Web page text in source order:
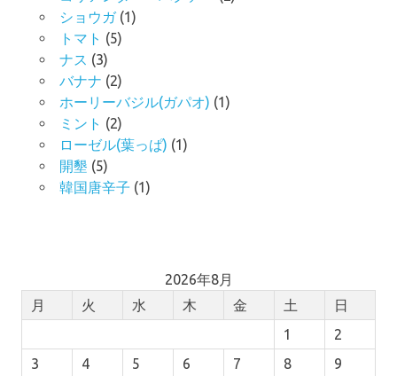
ショウガ(1)
トマト (5)
ナス (3)
バナナ (2)
ホーリーバジル(ガパオ) (1)
ミント (2)
ローゼル(葉っぱ) (1)
開墾 (5)
韓国唐辛子 (1)
2026年8月
月
火 水 木 金 土
日
1
2
3
4 5 6 7 8
9